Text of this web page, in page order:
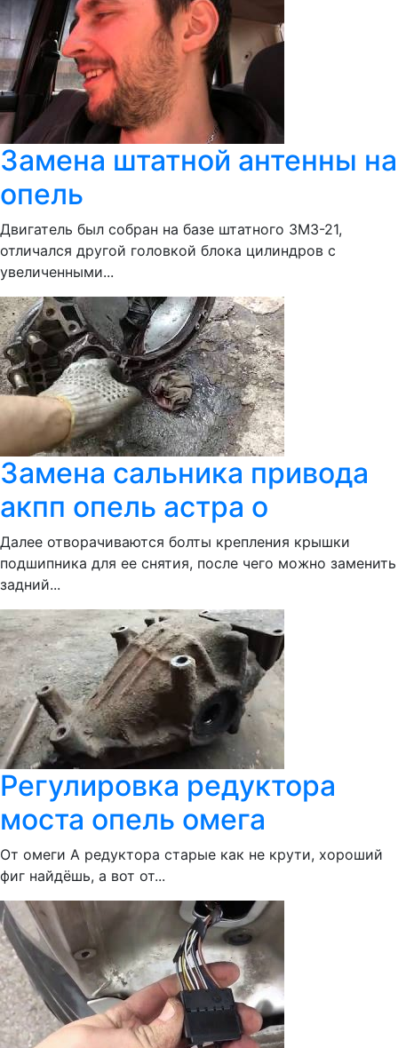
Замена штатной антенны на
опель
Двигатель был собран на базе штатного ЗМЗ-21,
отличался другой головкой блока цилиндров с
увеличенными...
Замена сальника привода
акпп опель астра о
Далее отворачиваются болты крепления крышки
подшипника для ее снятия, после чего можно заменить
задний...
Регулировка редуктора
моста опель омега
От омеги А редуктора старые как не крути, хороший
фиг найдёшь, а вот от...